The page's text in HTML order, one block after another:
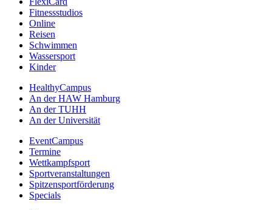
Fitnessstudios
Online
Reisen
Schwimmen
Wassersport
Kinder
HealthyCampus
An der HAW Hamburg
An der TUHH
An der Universität
EventCampus
Termine
Wettkampfsport
Sportveranstaltungen
Spitzensportförderung
Specials